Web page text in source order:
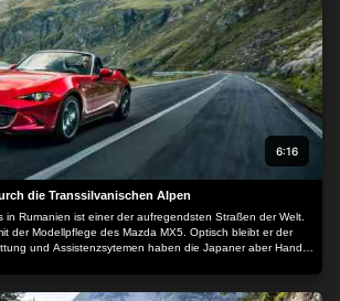
Standortdaten und Kenndaten abfragen.
Schaltfläche klicken, um der
durch uns und unsere Partner
können Sie auf detailliertere
und Ihre Einstellungen ändern, bevor
zustimmen oder diese ablehnen.
Bitte
die Verarbeitung mancher
Daten ohne Ihre Einwilligung stattfinden
Recht haben, einer solchen Verarbeitung
Einstellungen gelten lediglich für diese
Ihre Einstellungen jederzeit ändern oder
auf der Webseite auf die Schaltfläche
6:16
die Transsilvanischen Alpen
in Rumanien ist einer der aufregendsten Straßen der Welt.
der Modellpflege des Mazda MX5. Optisch bleibt er der
und Assistenzsytemen haben die Japaner aber Hand